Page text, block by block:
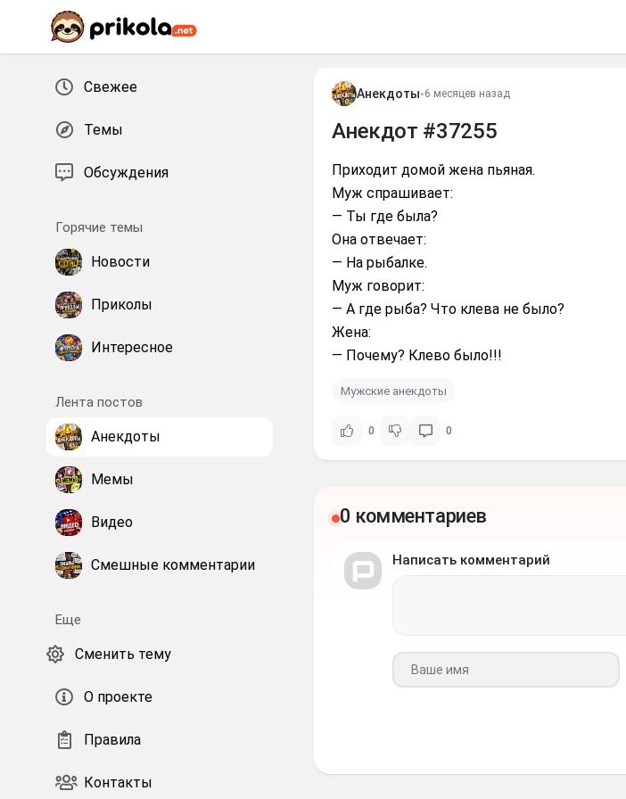
Перейти к контенту
Свежее
Темы
Обсуждения
Горячие темы
Новости
Приколы
Интересное
Лента постов
Анекдоты
Мемы
Видео
Смешные комментарии
Еще
Сменить тему
О проекте
Правила
Контакты
Анекдоты•6 месяцев назад
Анекдот #37255
Приходит домой жена пьяная.
Муж спрашивает:
— Ты где была?
Она отвечает:
— На рыбалке.
Муж говорит:
— А где рыба? Что клева не было?
Жена:
— Почему? Клево было!!!
Мужские анекдоты
0 0
0 комментариев
Написать комментарий
Ваше имя